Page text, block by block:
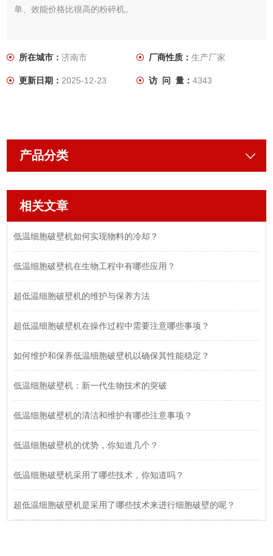
单、效能价格比很高的粉碎机。
所在城市：济南市 厂商性质： 生产厂家
更新日期：2025-12-23 访 问 量： 4343
产品分类
相关文章
低温细胞破壁机如何实现物料的冷却？
低温细胞破壁机在生物工程中有哪些应用？
超低温细胞破壁机的维护与保养方法
超低温细胞破壁机在操作过程中需要注意哪些事项？
如何维护和保养低温细胞破壁机以确保其性能稳定？
低温细胞破壁机：新一代生物技术的突破
低温细胞破壁机的清洁和维护有哪些注意事项？
低温细胞破壁机的优势，你知道几个？
低温细胞破壁机采用了哪些技术，你知道吗？
超低温细胞破壁机是采用了哪些技术来进行细胞破壁的呢？